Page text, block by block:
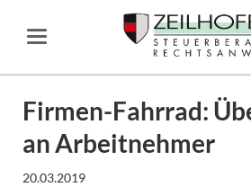
Firmen-Fahrrad:
an Arbeitnehmer
20.03.2019